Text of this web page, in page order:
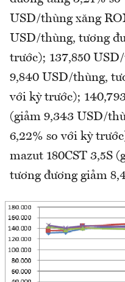
USD/thùng xăng
USD/thùng, tương
trước); 137,850
9,840 USD/thùng,
với kỳ trước);
(giảm 9,343 USD/
6,22% so với kỳ
mazut 180CST 3,5S
tương đương giảm